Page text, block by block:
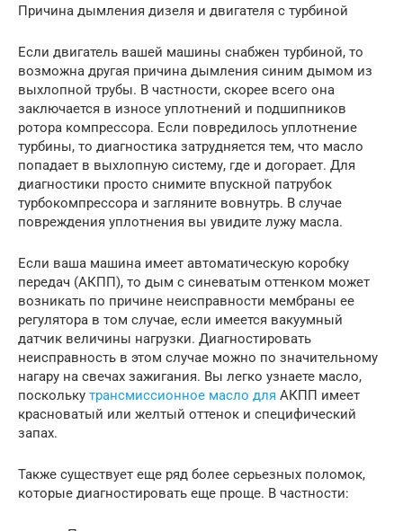
Причина дымления дизеля и двигателя с турбиной
Если двигатель вашей машины снабжен турбиной, то
возможна другая причина дымления синим дымом из
выхлопной трубы. В частности, скорее всего она
заключается в износе уплотнений и подшипников
ротора компрессора. Если повредилось уплотнение
турбины, то диагностика затрудняется тем, что масло
попадает в выхлопную систему, где и догорает. Для
диагностики просто снимите впускной патрубок
турбокомпрессора и загляните вовнутрь. В случае
повреждения уплотнения вы увидите лужу масла.
Если ваша машина имеет автоматическую коробку
передач (АКПП), то дым с синеватым оттенком может
возникать по причине неисправности мембраны ее
регулятора в том случае, если имеется вакуумный
датчик величины нагрузки. Диагностировать
неисправность в этом случае можно по значительному
нагару на свечах зажигания. Вы легко узнаете масло,
поскольку трансмиссионное масло для АКПП имеет
красноватый или желтый оттенок и специфический
запах.
Также существует еще ряд более серьезных поломок,
которые диагностировать еще проще. В частности: